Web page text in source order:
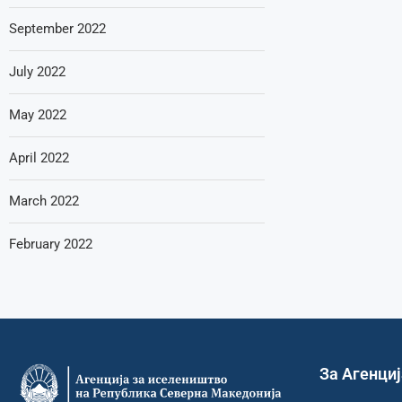
September 2022
July 2022
May 2022
April 2022
March 2022
February 2022
За